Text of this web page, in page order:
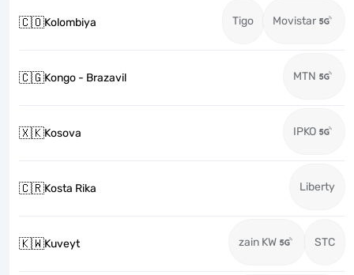
🇨🇴Kolombiya Tigo Movistar
🇨🇬Kongo - Brazavil MTN
🇽🇰Kosova IPKO
🇨🇷Kosta Rika Liberty
🇰🇼Kuveyt zain KW STC